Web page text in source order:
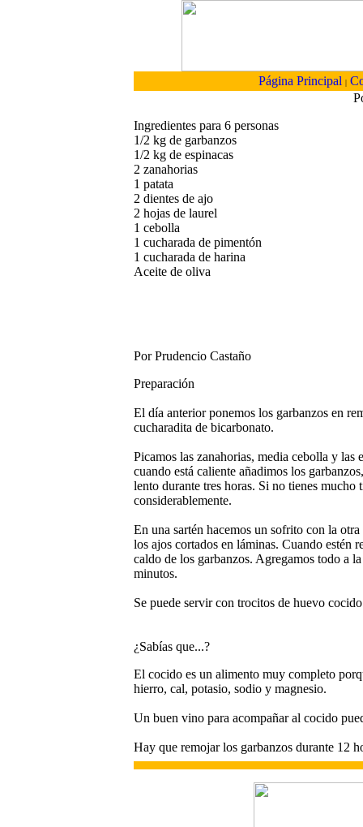
Página Principal |
Ingredientes para 6 personas
1/2 kg de garbanzos
1/2 kg de espinacas
2 zanahorias
1 patata
2 dientes de ajo
2 hojas de laurel
1 cebolla
1 cucharada de pimentón
1 cucharada de harina
Aceite de oliva
Por Prudencio Castaño
Preparación
El día anterior ponemos los garbanzos en
cucharadita de bicarbonato.
Picamos las zanahorias, media cebolla y las
cuando está caliente añadimos los
lento durante tres horas. Si no tienes
considerablemente.
En una sartén hacemos un sofrito con la
los ajos cortados en láminas. Cuando estén
caldo de los garbanzos. Agregamos todo a
minutos.
Se puede servir con trocitos de huevo
¿Sabías que...?
El cocido es un alimento muy completo
hierro, cal, potasio, sodio y magnesio.
Un buen vino para acompañar al cocido
Hay que remojar los garbanzos durante 12